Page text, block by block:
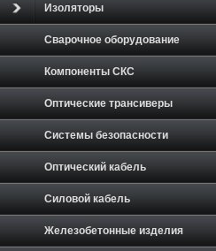
Изоляторы
Сварочное оборудование
Компоненты СКС
Оптические трансиверы
Системы безопасности
Оптический кабель
Силовой кабель
Железобетонные изделия